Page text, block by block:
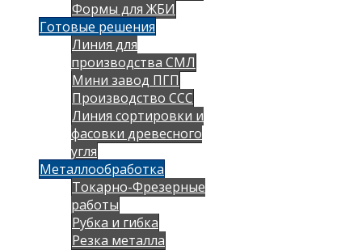
Формы для ЖБИ
Готовые решения
Линия для
производства СМЛ
Мини завод ПГП
Производство ССС
Линия сортировки и
фасовки древесного
угля
Металлообработка
Токарно-Фрезерные
работы
Рубка и гибка
Резка металла